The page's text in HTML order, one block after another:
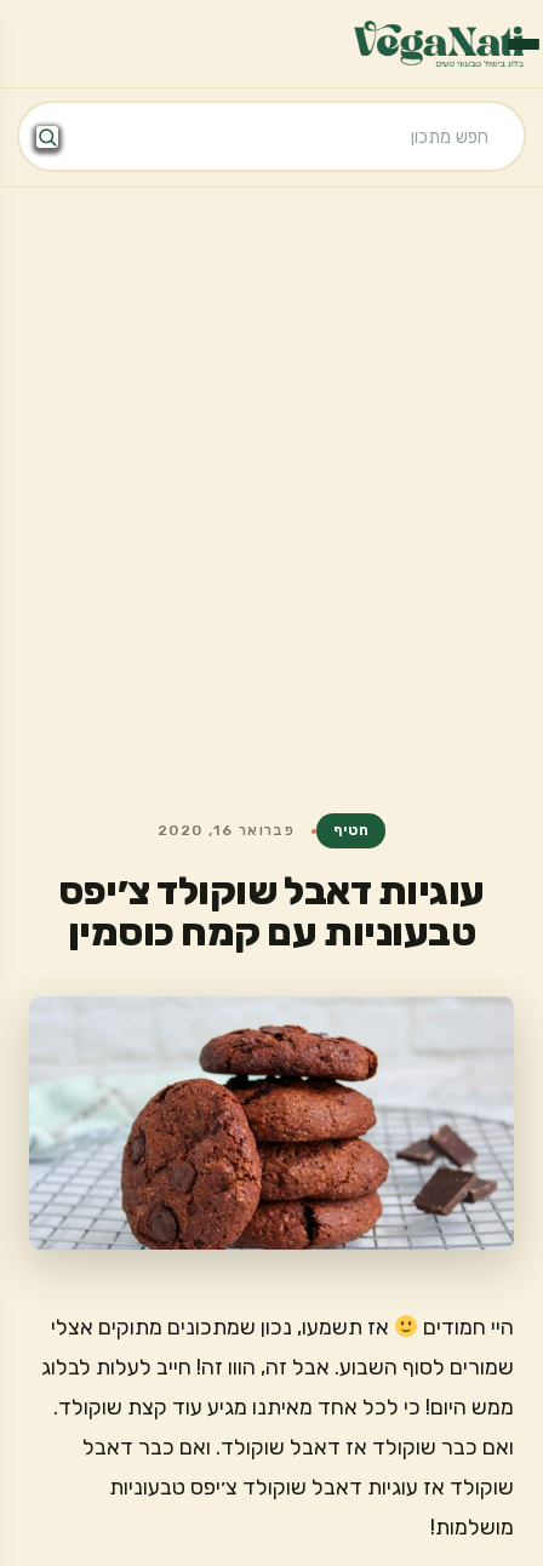
חטיף פברואר 16, 2020
עוגיות דאבל שוקולד צ׳יפס
טבעוניות עם קמח כוסמין
היי חמודים
אז תשמעו, נכון שמתכונים מתוקים אצלי
שמורים לסוף השבוע. אבל זה, הווו זה! חייב לעלות לבלוג
ממש היום! כי לכל אחד מאיתנו מגיע עוד קצת שוקולד.
ואם כבר שוקולד אז דאבל שוקולד. ואם כבר דאבל
שוקולד אז עוגיות דאבל שוקולד צ׳יפס טבעוניות
מושלמות!